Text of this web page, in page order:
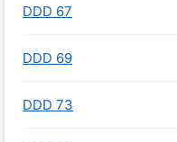
DDD 67
DDD 69
DDD 73